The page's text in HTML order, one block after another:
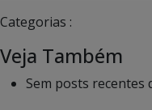
Categorias :
Veja Também
Sem posts recentes